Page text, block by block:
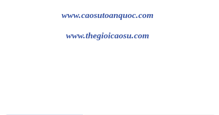
www.caosutoanquoc.com
www.thegioicaosu.com